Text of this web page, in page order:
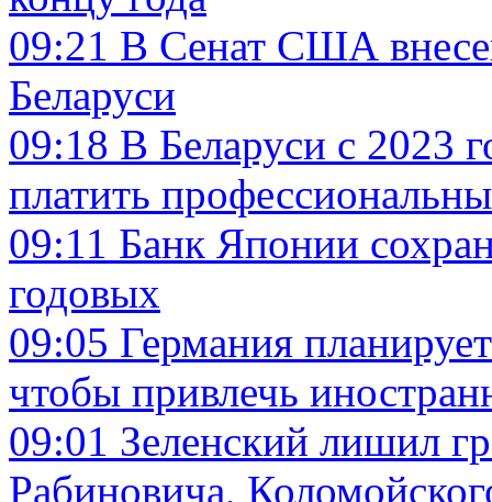
09:21 В Сенат США
Беларуси
09:18 В Беларуси с 2023
платить
09:11 Банк Японии
годовых
09:05 Германия
чтобы привлечь
09:01 Зеленский лишил
Рабиновича,